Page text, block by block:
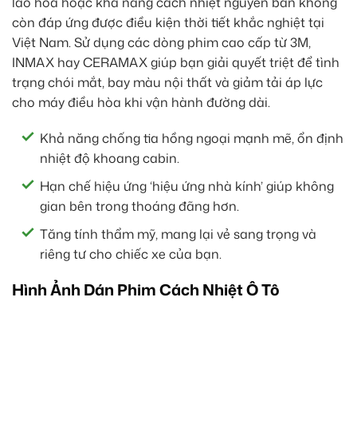
còn đáp ứng được điều kiện thời tiết khắc nghiệt tại
Việt Nam. Sử dụng các dòng phim cao cấp từ 3M,
INMAX hay CERAMAX giúp bạn giải quyết triệt để tình
trạng chói mắt, bay màu nội thất và giảm tải áp lực
cho máy điều hòa khi vận hành đường dài.
Khả năng chống tia hồng ngoại mạnh mẽ, ổn định
nhiệt độ khoang cabin.
Hạn chế hiệu ứng ‘hiệu ứng nhà kính’ giúp không
gian bên trong thoáng đãng hơn.
Tăng tính thẩm mỹ, mang lại vẻ sang trọng và
riêng tư cho chiếc xe của bạn.
Hình Ảnh Dán Phim Cách Nhiệt Ô Tô